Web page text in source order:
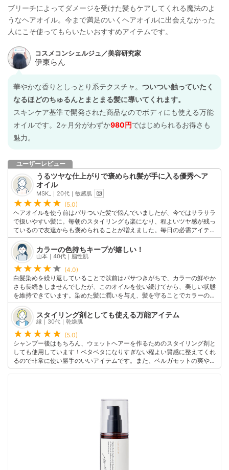
ブリーチによってダメージを受けた髪もケアしてくれる魔法のよ
うなヘアオイル。今まで満足のいくヘアオイルに出会えなかった
人にこそ使ってもらいたいおすすめアイテムです。
華やかな香りとしっとり系テクスチャ。 ついつい触っていたく
なるほどのちゅるんとまとまる髪に導いてくれます。
スキンケア基準で開発された商品なのでボディにも使える万能
オイルです。2ヶ月分がわずか980円ではじめられるお得さも
魅力。
ユーザーレビュー
うるツヤな仕上がりで褒められ髪が手に入る優秀ヘア
オイル
MSK_｜20代｜敏感肌
(5.0)
ヘアオイルを使う前はパサついた髪で悩んでいましたが、今ではサラサラ
で扱いやすい髪に。毎朝のスタイリングも楽になり、程よいツヤ感が残っ
ているので友達からも褒められることが増えました。毎日の必需アイテム
です！
このユーザーの他の口コミを見る
カラーの色持ちキープが嬉しい！
山本｜40代｜脂性肌
(4.0)
白髪染めを繰り返していることで以前はパサつきがちで、カラーの鮮やか
さも長続きしませんでしたが、このオイルを使い続けてから、美しい状態
を維持できています。染めた髪に潤いを与え、髪を守ることでカラーの褪
色を防ぎ、鮮やかな色合いを持続してくれている気がします。
このユーザーの他の口コミを見る
スタイリング剤としても使える万能アイテム
縁｜30代｜乾燥肌
(5.0)
シャンプー後はもちろん、ウェットヘアーを作るためのスタイリング剤と
しても使用しています！ベタベタになりすぎない程よい質感に整えてくれ
るので非常に使い勝手のいいアイテムです。また、ベルガモットの爽やか
な香りがふわっと漂うのもお気に入りポイント。これまで多くのヘアオイ